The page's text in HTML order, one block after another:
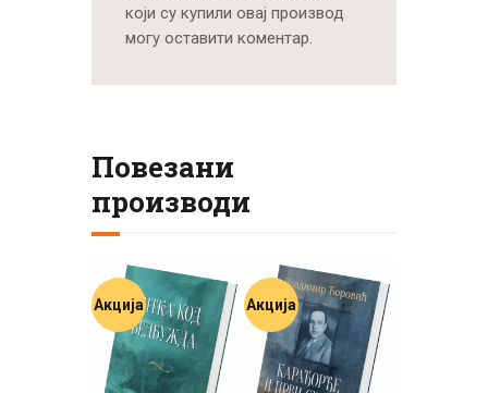
који су купили овај производ
могу оставити коментар.
Повезани
производи
Акција Акција